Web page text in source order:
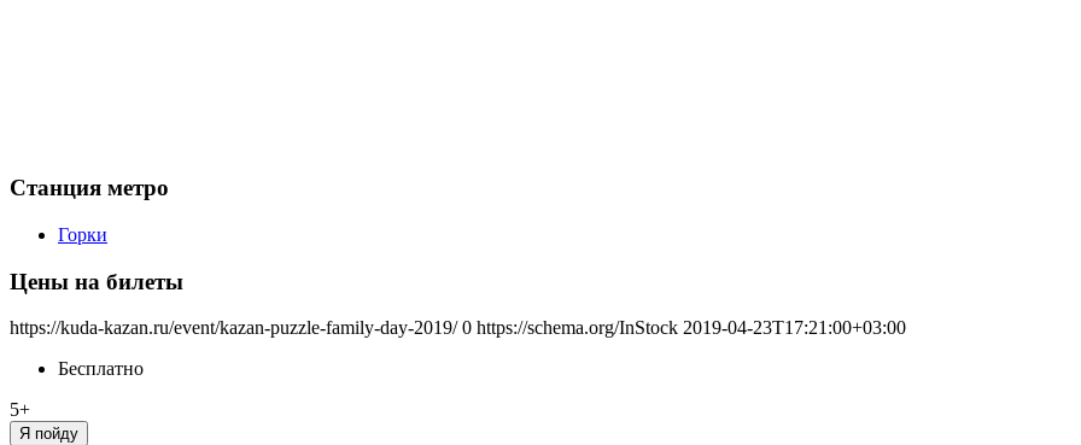
Станция метро
Горки
Цены на билеты
https://kuda-kazan.ru/event/kazan-puzzle-family-day-2019/ 0 https://schema.org/InStock 2019-04-23T17:21:00+03:00
Бесплатно
5+
Я пойду